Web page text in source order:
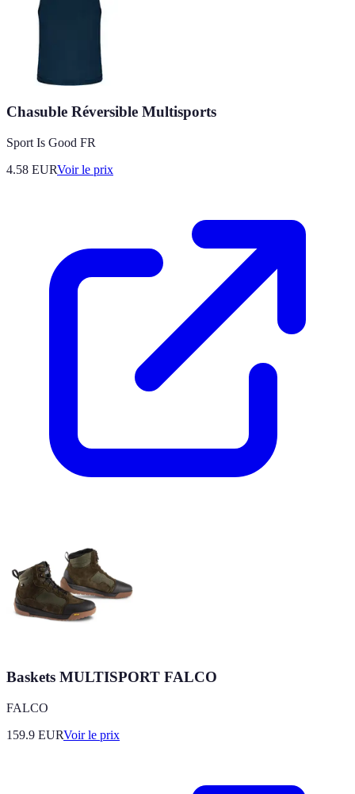
Chasuble Réversible Multisports
Sport Is Good FR
4.58 EURVoir le prix
Baskets MULTISPORT FALCO
FALCO
159.9 EURVoir le prix